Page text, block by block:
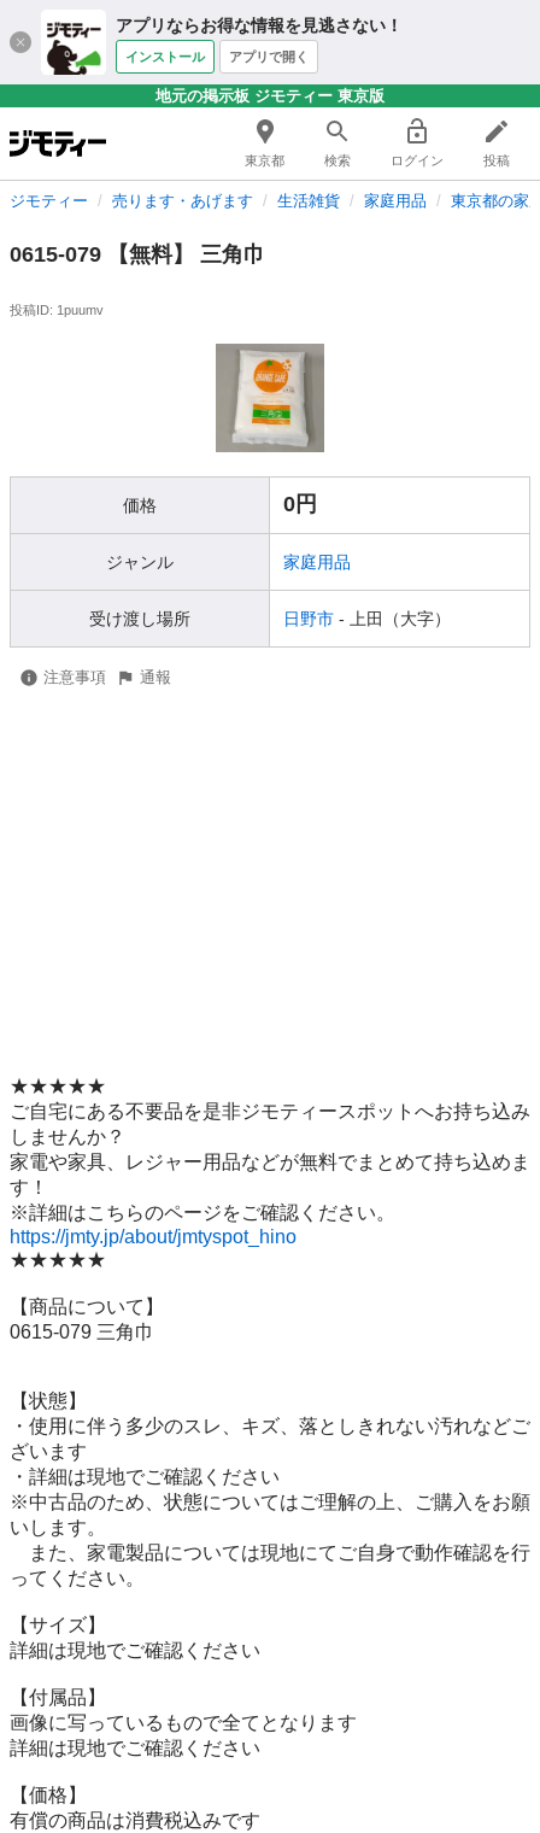
アプリならお得な情報を見逃さない！
インストール アプリで開く
地元の掲示板 ジモティー 東京版
東京都 検索 ログイン 投稿
ジモティー 売ります・あげます 生活雑貨 家庭用品 東京都の家
0615-079 【無料】 三角巾
投稿ID: 1puumv
価格 0円
ジャンル 家庭用品
受け渡し場所 日野市 - 上田（大字）
注意事項 通報
★★★★★
ご自宅にある不要品を是非ジモティースポットへお持ち込み
しませんか？
家電や家具、レジャー用品などが無料でまとめて持ち込めま
す！
https://jmty.jp/about/jmtyspot_hino
★★★★★
【商品について】
0615-079 三角巾
【状態】
・使用に伴う多少のスレ、キズ、落としきれない汚れなどご
ざいます
・詳細は現地でご確認ください
※中古品のため、状態についてはご理解の上、ご購入をお願
いします。
また、家電製品については現地にてご自身で動作確認を行
ってください。
【サイズ】
詳細は現地でご確認ください
【付属品】
画像に写っているもので全てとなります
詳細は現地でご確認ください
【価格】
有償の商品は消費税込みです